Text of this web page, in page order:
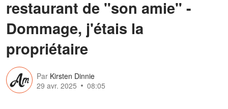
restaurant de "son amie" -
Dommage, j'étais la
propriétaire
Par Kirsten Dinnie
29 avr. 2025
08:05